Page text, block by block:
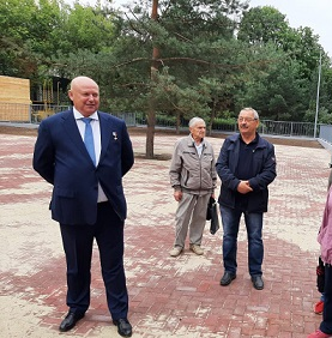
Перейти к основному содержанию